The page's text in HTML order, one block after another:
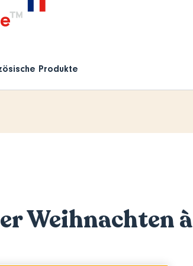
Produkte
Weihnachten à